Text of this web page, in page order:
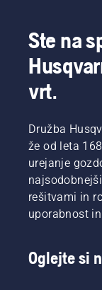
Ste na
vrt.
Družba
že od leta
urejanje
rešitvami in
uporabnost
Oglejte si